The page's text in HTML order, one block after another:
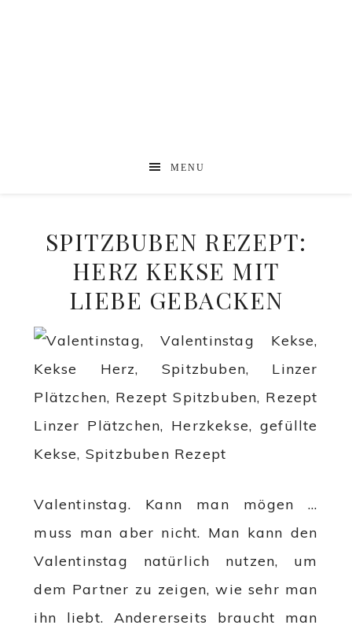
MENU
SPITZBUBEN REZEPT:
HERZ KEKSE MIT
LIEBE GEBACKEN
Valentinstag. Kann man mögen …
muss man aber nicht. Man kann den
Valentinstag natürlich nutzen, um
dem Partner zu zeigen, wie sehr man
ihn liebt. Andererseits braucht man